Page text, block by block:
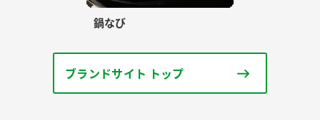
鍋なび
ブランドサイト トップ